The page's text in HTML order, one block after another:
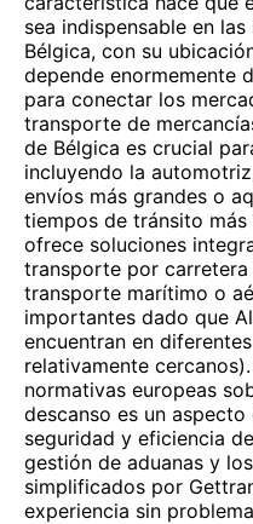
sea indispensable en
Bélgica, con su
depende enormemente
para conectar los
transporte de
de Bélgica es crucial
incluyendo la
envíos más grandes o
tiempos de tránsito
ofrece soluciones
transporte por
transporte marítimo o
importantes dado que
encuentran en
relativamente
normativas europeas
descanso es un
seguridad y eficiencia
gestión de aduanas y
simplificados por
experiencia sin